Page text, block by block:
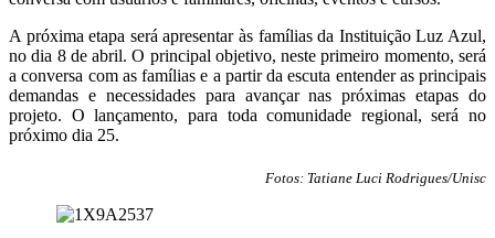
A próxima etapa será apresentar às famílias da Instituição Luz Azul,
no dia 8 de abril. O principal objetivo, neste primeiro momento, será
a conversa com as famílias e a partir da escuta entender as principais
demandas e necessidades para avançar nas próximas etapas do
projeto. O lançamento, para toda comunidade regional, será no
próximo dia 25.
Fotos: Tatiane Luci Rodrigues/Unisc